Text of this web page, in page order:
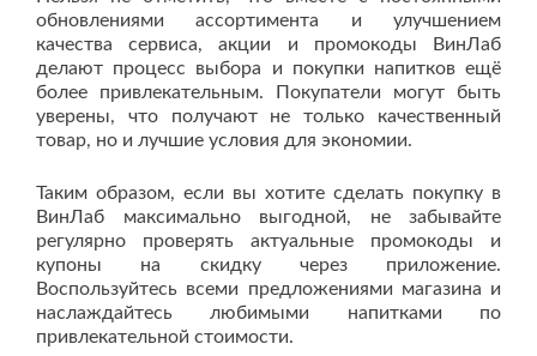
обновлениями ассортимента и улучшением
качества сервиса, акции и промокоды ВинЛаб
делают процесс выбора и покупки напитков ещё
более привлекательным. Покупатели могут быть
уверены, что получают не только качественный
товар, но и лучшие условия для экономии.
Таким образом, если вы хотите сделать покупку в
ВинЛаб максимально выгодной, не забывайте
регулярно проверять актуальные промокоды и
купоны на скидку через приложение.
Воспользуйтесь всеми предложениями магазина и
наслаждайтесь любимыми напитками по
привлекательной стоимости.